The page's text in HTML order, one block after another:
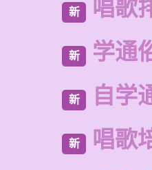
新 唱歌
新 学通
新 自学
新 唱歌